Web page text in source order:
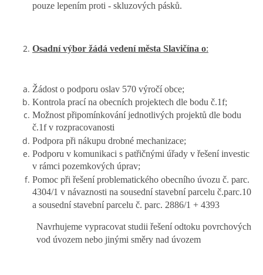
pouze lepením proti - skluzových pásků.
Osadní výbor žádá vedení města Slavičína o:
Žádost o podporu oslav 570 výročí obce;
Kontrola prací na obecních projektech dle bodu č.1f;
Možnost připomínkování jednotlivých projektů dle bodu
č.1f v rozpracovanosti
Podpora při nákupu drobné mechanizace;
Podporu v komunikaci s patřičnými úřady v řešení investic
v rámci pozemkových úprav;
Pomoc při řešení problematického obecního úvozu č. parc.
4304/1 v návaznosti na sousední stavební parcelu č.parc.10
a sousední stavební parcelu č. parc. 2886/1 + 4393
Navrhujeme vypracovat studii řešení odtoku povrchových
vod úvozem nebo jinými směry nad úvozem